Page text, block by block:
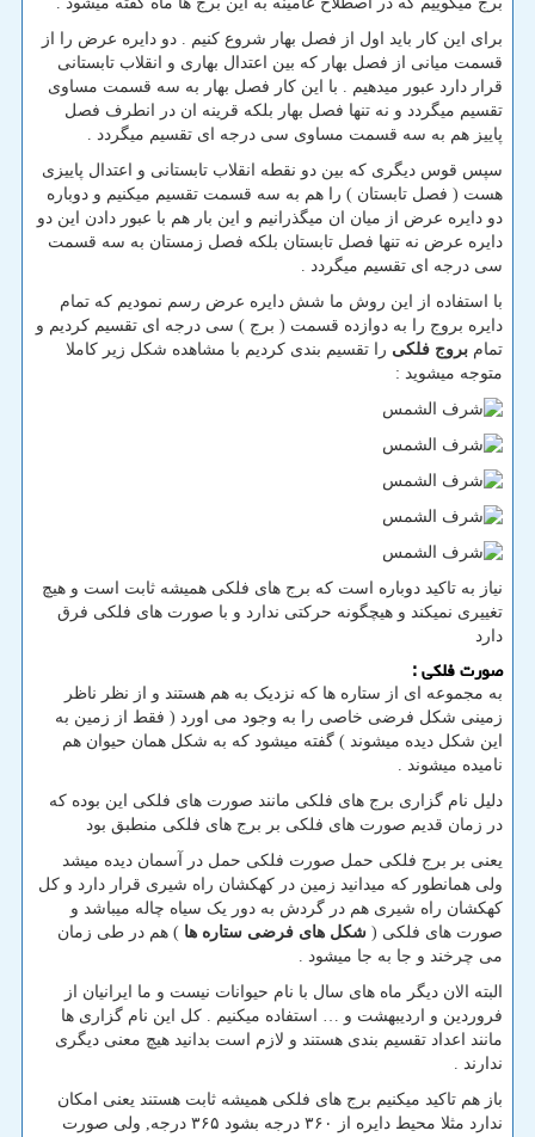
برای این کار باید اول از فصل بهار شروع کنیم . دو دایره عرض را از
قسمت میانی از فصل بهار که بین اعتدال بهاری و انقلاب تابستانی
قرار دارد عبور میدهیم . با این کار فصل بهار به سه قسمت مساوی
تقسیم میگردد و نه تنها فصل بهار بلکه قرینه ان در انطرف فصل
پاییز هم به سه قسمت مساوی سی درجه ای تقسیم میگردد .
سپس قوس دیگری که بین دو نقطه انقلاب تابستانی و اعتدال پاییزی
هست ( فصل تابستان ) را هم به سه قسمت تقسیم میکنیم و دوباره
دو دایره عرض از میان ان میگذرانیم و این بار هم با عبور دادن این دو
دایره عرض نه تنها فصل تابستان بلکه فصل زمستان به سه قسمت
سی درجه ای تقسیم میگردد .
با استفاده از این روش ما شش دایره عرض رسم نمودیم که تمام
دایره بروج را به دوازده قسمت ( برج ) سی درجه ای تقسیم کردیم و
تمام بروج فلکی را تقسیم بندی کردیم با مشاهده شکل زیر کاملا
متوجه میشوید :
نیاز به تاکید دوباره است که برج های فلکی همیشه ثابت است و هیچ
تغییری نمیکند و هیچگونه حرکتی ندارد و با صورت های فلکی فرق
دارد
صورت فلکی :
به مجموعه ای از ستاره ها که نزدیک به هم هستند و از نظر ناظر
زمینی شکل فرضی خاصی را به وجود می اورد ( فقط از زمین به
این شکل دیده میشوند ) گفته میشود که به شکل همان حیوان هم
نامیده میشوند .
دلیل نام گزاری برج های فلکی مانند صورت های فلکی این بوده که
در زمان قدیم صورت های فلکی بر برج های فلکی منطبق بود
یعنی بر برج فلکی حمل صورت فلکی حمل در آسمان دیده میشد
ولی همانطور که میدانید زمین در کهکشان راه شیری قرار دارد و کل
کهکشان راه شیری هم در گردش به دور یک سیاه چاله میباشد و
صورت های فلکی ( شکل های فرضی ستاره ها ) هم در طی زمان
می چرخند و جا به جا میشود .
البته الان دیگر ماه های سال با نام حیوانات نیست و ما ایرانیان از
فروردین و اردیبهشت و … استفاده میکنیم . کل این نام گزاری ها
مانند اعداد تقسیم بندی هستند و لازم است بدانید هیچ معنی دیگری
ندارند .
باز هم تاکید میکنیم برج های فلکی همیشه ثابت هستند یعنی امکان
ندارد مثلا محیط دایره از ۳۶۰ درجه بشود ۳۶۵ درجه, ولی صورت